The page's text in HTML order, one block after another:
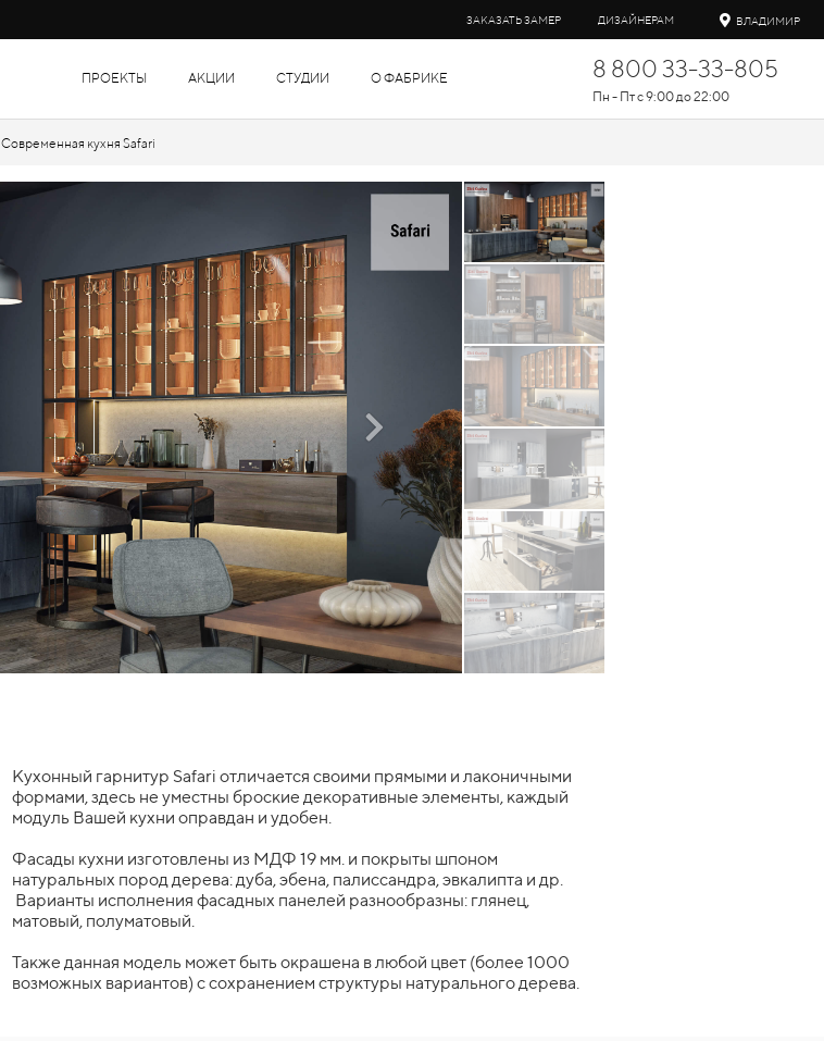
ЗАКАЗАТЬ ЗАМЕР ДИЗАЙНЕРАМ ВЛАДИМИР
ПРОЕКТЫ АКЦИИ СТУДИИ О ФАБРИКЕ 8 800 33-33-805
Пн - Пт с 9:00 до 22:00
Современная кухня Safari
Кухонный гарнитур Safari отличается своими прямыми и лаконичными
формами, здесь не уместны броские декоративные элементы, каждый
модуль Вашей кухни оправдан и удобен.
Фасады кухни изготовлены из МДФ 19 мм. и покрыты шпоном
натуральных пород дерева: дуба, эбена, палиссандра, эвкалипта и др.
Варианты исполнения фасадных панелей разнообразны: глянец,
матовый, полуматовый.
Также данная модель может быть окрашена в любой цвет (более 1000
возможных вариантов) с сохранением структуры натурального дерева.